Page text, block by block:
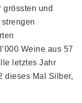
grössten und
Weine aus 57
letztes Jahr
dieses Mal Silber,